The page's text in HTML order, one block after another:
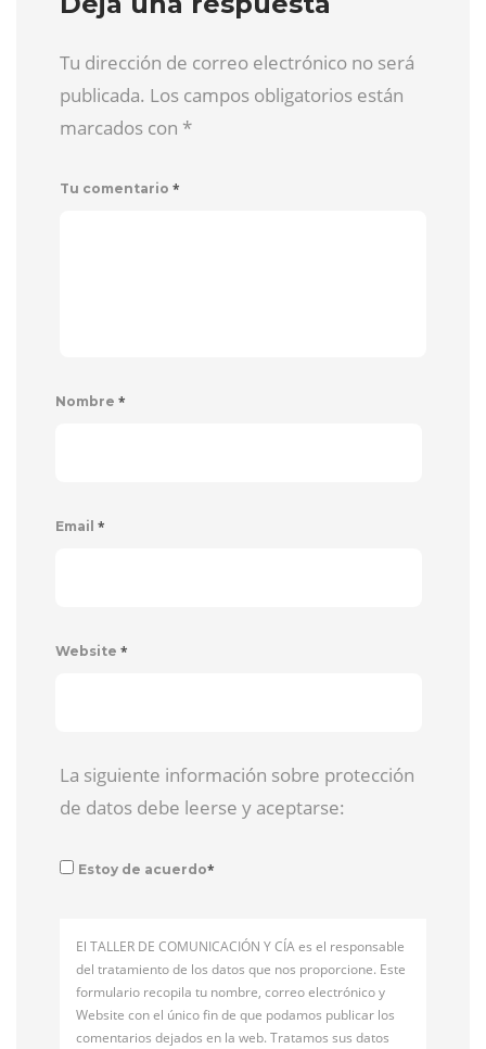
Tu dirección de correo electrónico no será
publicada. Los campos obligatorios están
marcados con *
Tu comentario *
Nombre *
Email *
Website *
La siguiente información sobre protección
de datos debe leerse y aceptarse:
Estoy de acuerdo*
El TALLER DE COMUNICACIÓN Y CÍA es el responsable
del tratamiento de los datos que nos proporcione. Este
formulario recopila tu nombre, correo electrónico y
Website con el único fin de que podamos publicar los
comentarios dejados en la web. Tratamos sus datos